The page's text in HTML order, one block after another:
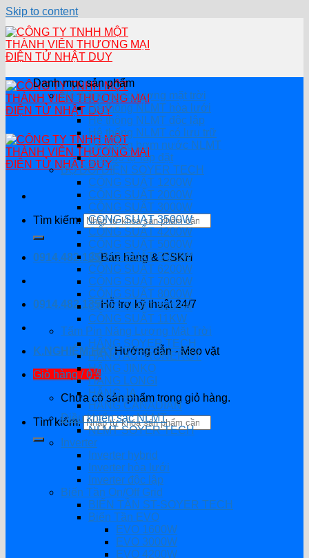
Skip to content
Tìm kiếm:
0914.482.135Bán hàng & CSKH
0914.482.135Hỗ trợ kỹ thuật 24/7
K.NGHIỆM HAYHướng dẫn - Mẹo vặt
Giỏ hàng /0₫
Chưa có sản phẩm trong giỏ hàng.
Tìm kiếm:
Danh mục sản phẩm
Hệ thống năng lượng mặt trời
Hệ thống NLMT hòa lưới
Hệ thông NLMT độc lập
Hệ thống NLMT có lưu trữ
Hệ thống bơm nước NLMT
Combo tự lắp đặt
BỘ ĐỔI ĐIỆN SOYER TECH
CÔNG SUẤT 1200W
CÔNG SUẤT 2000W
CÔNG SUẤT 3000W
CÔNG SUẤT 3500W
CÔNG SUẤT 4200W
CÔNG SUẤT 5000W
CÔNG SUẤT 5500W
CÔNG SUẤT 6200W
CÔNG SUẤT 7000W
CÔNG SUẤT 8000W
CÔNG SUẤT 8200W
CÔNG SUẤT 11KW
Tấm Pin Năng Lượng Mặt Trời
HÃNG SOYER TECH
HÃNG ASTRONERGY
HÃNG JINKO
HÃNG LONGI
HÃNG JA
HÃNG CANADIAN
Điều khiển sạc NLMT
NLMT SOYER TECH
Inverter
Inverter hybrid
Inverter hòa lưới
Inverter độc lập
Biến Tần On/Off Grid
BIẾN TẦN ST-SOYER TECH
Biến Tần EVO
EVO 1600W
EVO 3000W
EVO 4200W